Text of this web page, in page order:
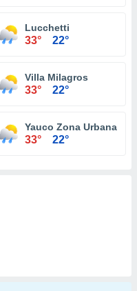
Lucchetti
33° 22°
Villa Milagros
33° 22°
Yauco Zona Urbana
33° 22°